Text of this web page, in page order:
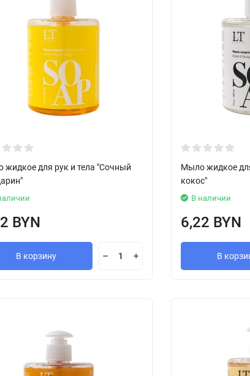
жидкое для рук и тела "Сочный
BYN
В корзину
Мыло жидкое
кокос"
В наличии
6,22 BYN
В